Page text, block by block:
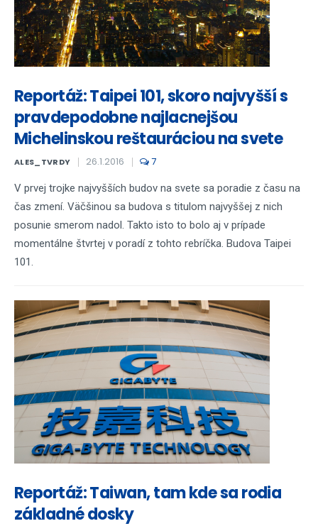
Reportáž: Taipei 101, skoro najvyšší s
pravdepodobne najlacnejšou
Michelinskou reštauráciou na svete
ALES_TVRDY 26.1.2016 7
V prvej trojke najvyšších budov na svete sa poradie z času na
čas zmení. Väčšinou sa budova s titulom najvyššej z nich
posunie smerom nadol. Takto isto to bolo aj v prípade
momentálne štvrtej v poradí z tohto rebríčka. Budova Taipei
101.
Reportáž: Taiwan, tam kde sa rodia
základné dosky